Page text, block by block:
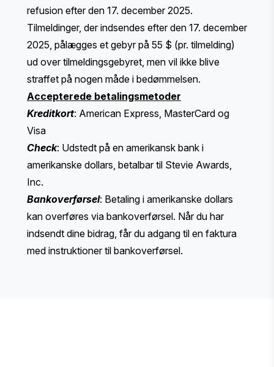
refusion efter den 17. december 2025.
Tilmeldinger, der indsendes efter den 17. december
2025, pålægges et gebyr på 55 $ (pr. tilmelding)
ud over tilmeldingsgebyret, men vil ikke blive
straffet på nogen måde i bedømmelsen.
Accepterede betalingsmetoder
Kreditkort: American Express, MasterCard og
Visa
Check: Udstedt på en amerikansk bank i
amerikanske dollars, betalbar til Stevie Awards,
Inc.
Bankoverførsel: Betaling i amerikanske dollars
kan overføres via bankoverførsel. Når du har
indsendt dine bidrag, får du adgang til en faktura
med instruktioner til bankoverførsel.